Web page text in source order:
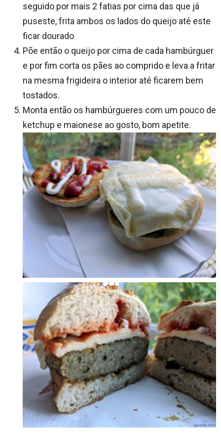
seguido por mais 2 fatias por cima das que já
puseste, frita ambos os lados do queijo até este
ficar dourado
Põe então o queijo por cima de cada hambúrguer
e por fim corta os pães ao comprido e leva a fritar
na mesma frigideira o interior até ficarem bem
tostados.
Monta então os hambúrgueres com um pouco de
ketchup e maionese ao gosto, bom apetite.